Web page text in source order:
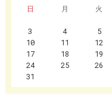
日
月 火
3
4 5
10
11 12
17
18 19
24
25 26
31